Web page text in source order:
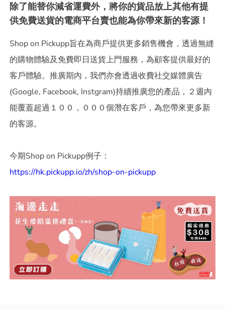
除了能替你減省運費外，將你的貨品放上其他有提
供免費送貨的電商平台賣也能為你帶來新的客源！
Shop on Pickupp旨在為商戶提供更多銷售機會，透過無縫
的購物體驗及免費即日送貨上門服務，為顧客提供最好的
客戶體驗。推廣期內，我們亦會透過收費社交媒體廣告
(Google, Facebook, Instgram)持續推廣您的產品，２週內
能覆蓋超過１００，０００個潛在客戶，為您帶來更多新
的客源。
今期Shop on Pickupp例子：
https://hk.pickupp.io/zh/shop-on-pickupp